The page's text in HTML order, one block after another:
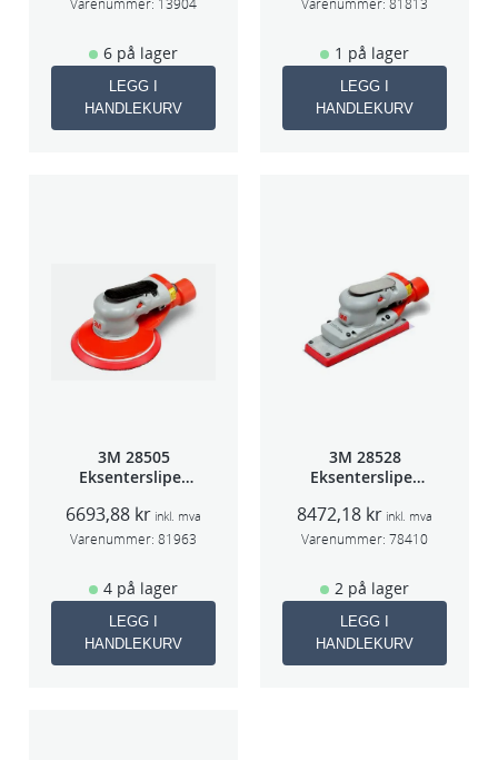
Varenummer: 13904
6 på lager
LEGG I
HANDLEKURV
Varenummer: 81813
1 på lager
LEGG I
HANDLEKURV
3M 28505
Eksentersliper
2,5mm slag
75mm
6693,88 kr inkl. mva
Varenummer: 81963
4 på lager
LEGG I
HANDLEKURV
3M 28528
Eksentersliper
3mm slag
70×198
8472,18 kr inkl. mva
Varenummer: 78410
2 på lager
LEGG I
HANDLEKURV